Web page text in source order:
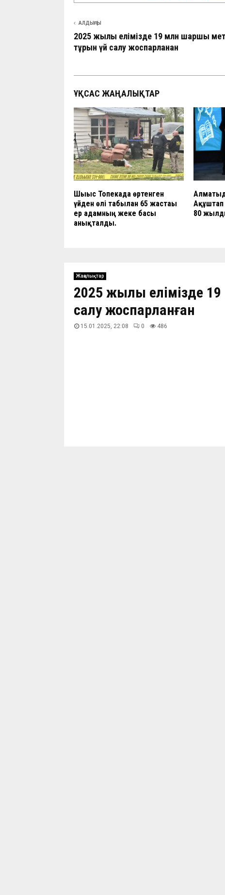
АЛДЫҢҒЫ
2025 жылы елімізде 19 млн шаршы
тұрғын үй салу жоспарланған
ҰҚСАС ЖАҢАЛЫҚТАР
Шығыс Топекада өртенген
үйден өлі табылған 65 жастағы
ер адамның жеке басы
анықталды.
80
Жаңалықтар
2025 жылы елімізде
салу жоспарланған
15.01.2025, 22:08 0 486